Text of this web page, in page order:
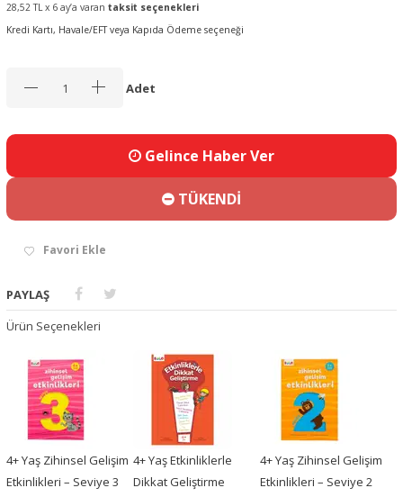
28,52 TL x 6 ay’a varan taksit seçenekleri
Kredi Kartı, Havale/EFT veya Kapıda Ödeme seçeneği
Adet
Gelince Haber Ver
TÜKENDİ
Favori Ekle
PAYLAŞ
Ürün Seçenekleri
4+ Yaş Zihinsel Gelişim
Etkinlikleri – Seviye 3
4+ Yaş Etkinliklerle
Dikkat Geliştirme
4+ Yaş Zihinsel Gelişim
Etkinlikleri – Seviye 2